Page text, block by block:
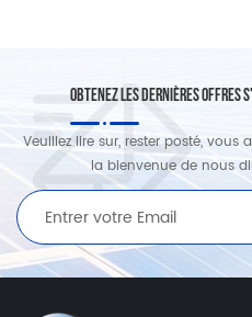
OBTENEZ LES DERNIÈRES OFFRES
Veuillez lire sur, rester posté,
la bienvenue de nous